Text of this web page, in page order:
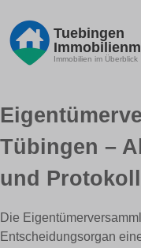
Tuebingen
Immobilien im Überblick
Tübingen –
und
Die
Entscheidungsorgan